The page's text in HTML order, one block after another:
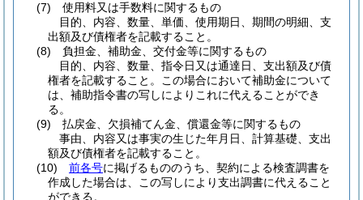
(7)
使用料又は手数料に関するもの
目的、内容、数量、単価、使用期日、期間の明細、支
出額及び債権者を記載すること。
(8)
負担金、補助金、交付金等に関するもの
目的、内容、数量、指令日又は通達日、支出額及び債
権者を記載すること。この場合において補助金について
は、補助指令書の写しによりこれに代えることができ
る。
(9)
払戻金、欠損補てん金、償還金等に関するもの
事由、内容又は事実の生じた年月日、計算基礎、支出
額及び債権者を記載すること。
(10)
前各号に掲げるもののうち、契約による検査調書を
作成した場合は、この写しにより支出調書に代えること
ができる。